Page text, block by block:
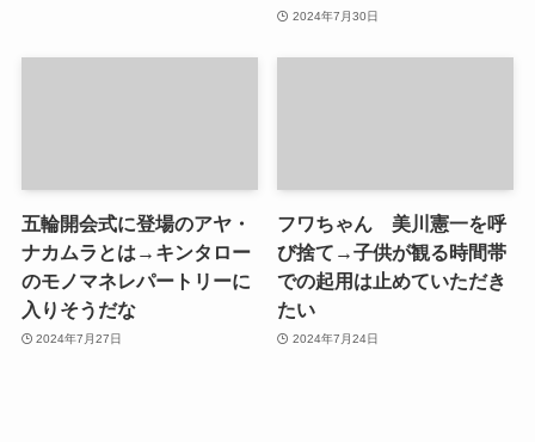
2024年7月30日
五輪開会式に登場のアヤ・
ナカムラとは→キンタロー
のモノマネレパートリーに
入りそうだな
2024年7月27日
フワちゃん 美川憲一を呼
び捨て→子供が観る時間帯
での起用は止めていただき
たい
2024年7月24日